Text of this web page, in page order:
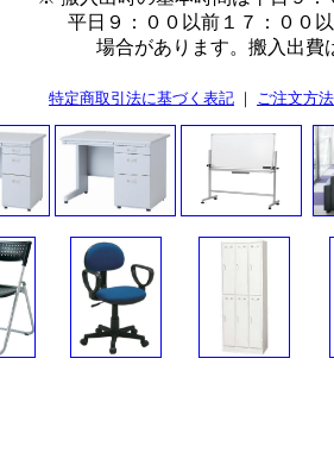
平日９：００以前１７：００以降
場合があります。搬入出費は
特定商取引法に基づく表記 ｜ ご注文方